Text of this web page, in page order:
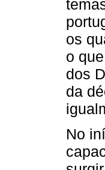
os
o
dos
da
No